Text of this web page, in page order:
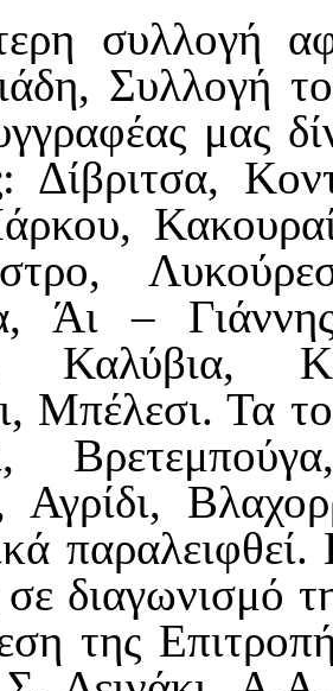
συλλογή
Συλλογή
μας
Δίβριτσα,
Άι –
Καλύβια,
Μπέλεσι. Τα
Αγρίδι,
διαγωνισμό
της